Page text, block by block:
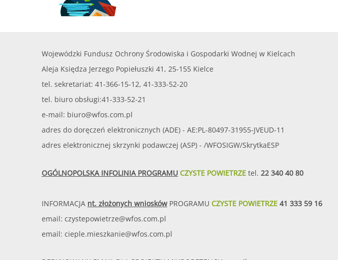
Wojewódzki Fundusz Ochrony Środowiska i Gospodarki Wodnej w Kielcach
Aleja Księdza Jerzego Popiełuszki 41, 25-155 Kielce
tel. sekretariat: 41-366-15-12, 41-333-52-20
tel. biuro obsługi:41-333-52-21
e-mail: biuro@wfos.com.pl
adres do doręczeń elektronicznych (ADE) - AE:PL-80497-31955-JVEUD-11
adres elektronicznej skrzynki podawczej (ASP) - /WFOSIGW/SkrytkaESP
OGÓLNOPOLSKA INFOLINIA PROGRAMU CZYSTE POWIETRZE tel. 22 340 40 80
INFORMACJA nt. złożonych wniosków PROGRAMU CZYSTE POWIETRZE 41 333 59 16
email: czystepowietrze@wfos.com.pl
email: cieple.mieszkanie@wfos.com.pl